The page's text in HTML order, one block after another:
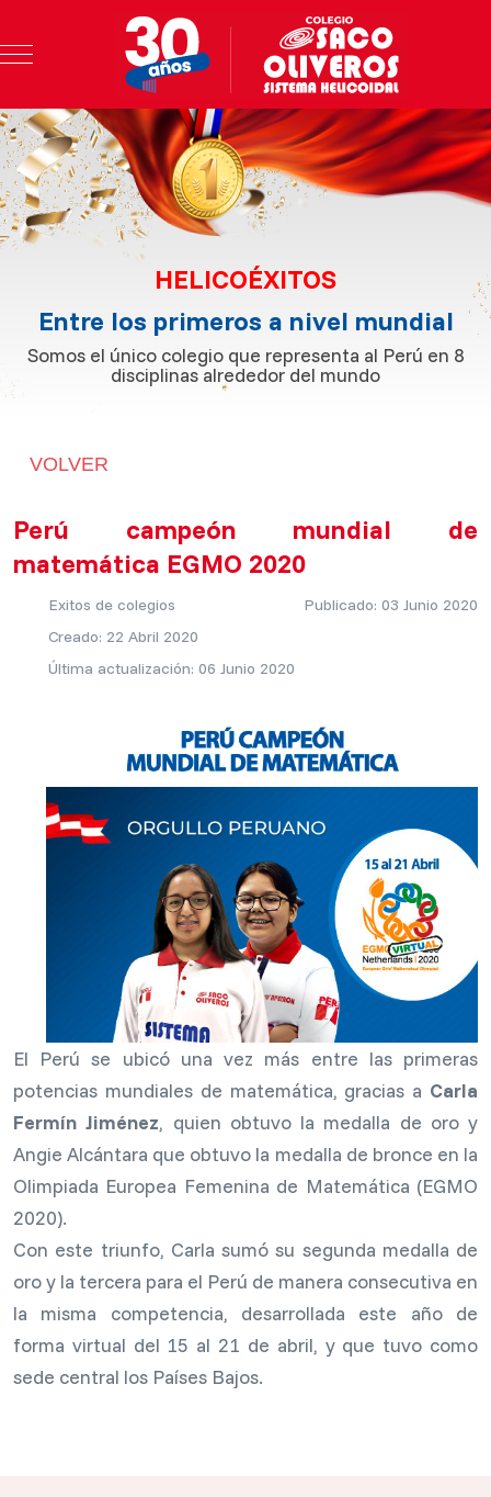
Mobile Menu Toggle
HELICOÉXITOS
Entre los primeros a nivel mundial
Somos el único colegio que representa al Perú en 8
disciplinas alrededor del mundo
VOLVER
Perú campeón mundial de
matemática EGMO 2020
Exitos de colegios
Publicado: 03 Junio 2020
Creado: 22 Abril 2020
Última actualización: 06 Junio 2020
El Perú se ubicó una vez más entre las primeras
potencias mundiales de matemática, gracias a Carla
Fermín Jiménez, quien obtuvo la medalla de oro y
Angie Alcántara que obtuvo la medalla de bronce en la
Olimpiada Europea Femenina de Matemática (EGMO
2020).
Con este triunfo, Carla sumó su segunda medalla de
oro y la tercera para el Perú de manera consecutiva en
la misma competencia, desarrollada este año de
forma virtual del 15 al 21 de abril, y que tuvo como
sede central los Países Bajos.